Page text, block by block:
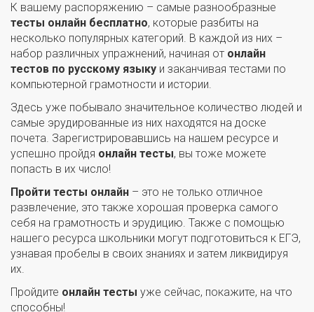
К вашему распоряжению – самые разнообразные
тесты онлайн бесплатно, которые разбиты на
несколько популярных категорий. В каждой из них –
набор различных упражнений, начиная от онлайн
тестов по русскому языку и заканчивая тестами по
компьютерной грамотности и истории.
Здесь уже побывало значительное количество людей и
самые эрудированные из них находятся на доске
почета. Зарегистрировавшись на нашем ресурсе и
успешно пройдя онлайн тесты, вы тоже можете
попасть в их число!
Пройти тесты онлайн – это не только отличное
развлечение, это также хорошая проверка самого
себя на грамотность и эрудицию. Также с помощью
нашего ресурса школьники могут подготовиться к ЕГЭ,
узнавая пробелы в своих знаниях и затем ликвидируя
их.
Пройдите онлайн тесты уже сейчас, покажите, на что
способны!